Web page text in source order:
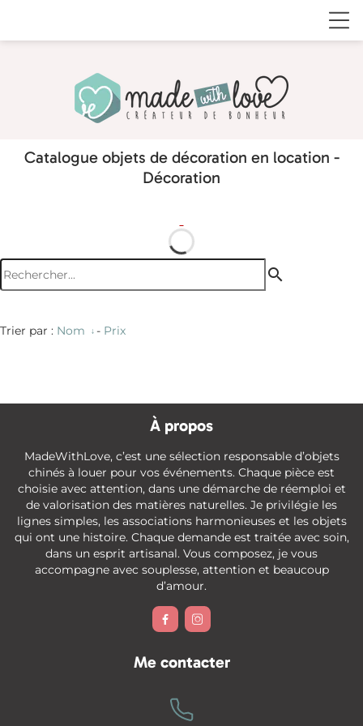
Catalogue objets de décoration en location -
Décoration
search
Trier par : Nom - Prix
À propos
MadeWithLove, c’est une sélection responsable d’objets
chinés à louer pour vos événements. Chaque pièce est
choisie avec attention, dans une démarche de réemploi et
de valorisation des matières naturelles. Je privilégie les
lignes simples, les associations harmonieuses et les objets
qui ont une histoire. Chaque demande est traitée avec soin,
dans un esprit artisanal. Vous composez, je vous
accompagne avec souplesse, attention et beaucoup
d’amour.
 
Me contacter